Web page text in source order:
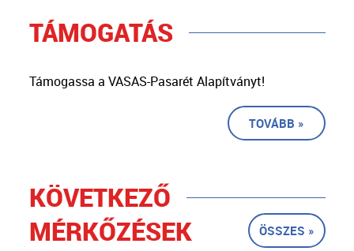
TÁMOGATÁS
Támogassa a VASAS-Pasarét Alapítványt!
TOVÁBB »
KÖVETKEZŐ
MÉRKŐZÉSEK
ÖSSZES »